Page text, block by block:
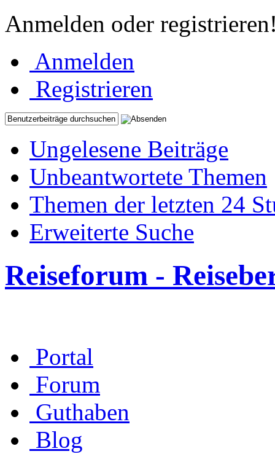
Anmelden oder
Anmelden
Registrieren
Ungelesene Beiträge
Unbeantwortete Themen
Themen der letzten 24
Erweiterte Suche
Reiseforum -
Portal
Forum
Guthaben
Blog